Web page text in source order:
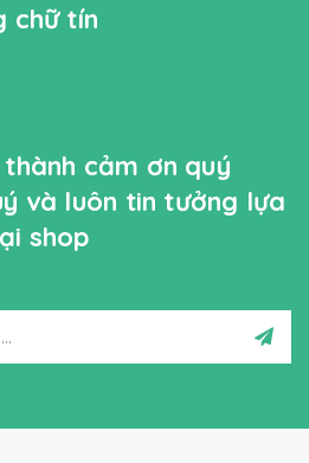
chữ tín
cảm ơn quý
và luôn tin tưởng lựa
shop